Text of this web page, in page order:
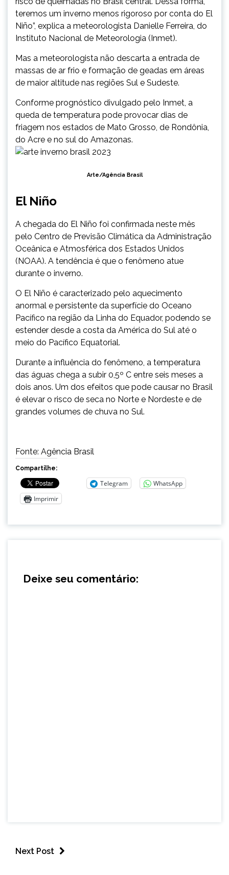
teremos um inverno menos rigoroso por conta do El
Niño”, explica a meteorologista Danielle Ferreira, do
Instituto Nacional de Meteorologia (Inmet).
Mas a meteorologista não descarta a entrada de
massas de ar frio e formação de geadas em áreas
de maior altitude nas regiões Sul e Sudeste.
Conforme prognóstico divulgado pelo Inmet, a
queda de temperatura pode provocar dias de
friagem nos estados de Mato Grosso, de Rondônia,
do Acre e no sul do Amazonas.
Arte/Agência Brasil
El Niño
A chegada do El Niño foi confirmada neste mês
pelo Centro de Previsão Climática da Administração
Oceânica e Atmosférica dos Estados Unidos
(NOAA). A tendência é que o fenômeno atue
durante o inverno.
O El Niño é caracterizado pelo aquecimento
anormal e persistente da superfície do Oceano
Pacífico na região da Linha do Equador, podendo se
estender desde a costa da América do Sul até o
meio do Pacífico Equatorial.
Durante a influência do fenômeno, a temperatura
das águas chega a subir 0,5º C entre seis meses a
dois anos. Um dos efeitos que pode causar no Brasil
é elevar o risco de seca no Norte e Nordeste e de
grandes volumes de chuva no Sul.
Fonte: Agência Brasil
Compartilhe:
Telegram
WhatsApp
Imprimir
Deixe seu comentário:
Next Post